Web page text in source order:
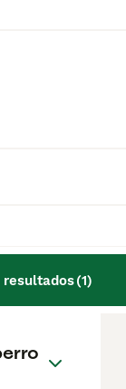
resultados(1)